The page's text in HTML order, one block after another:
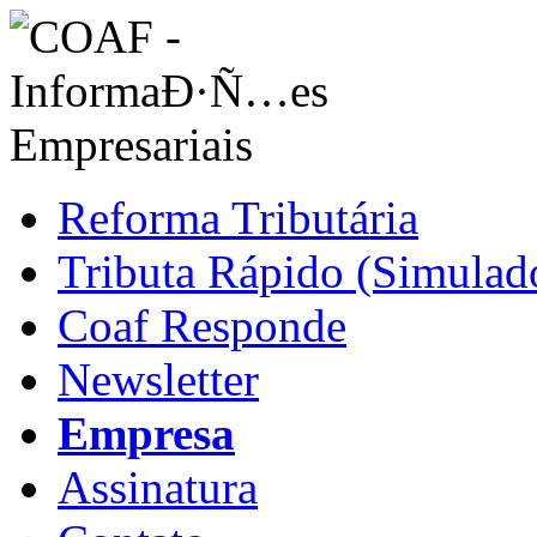
Reforma Tributária
Tributa Rápido
Coaf Responde
Newsletter
Empresa
Assinatura